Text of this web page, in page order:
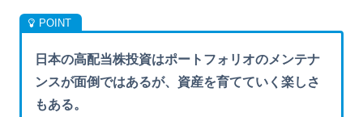
日本の高配当株投資はポートフォリオのメンテナ
ンスが面倒ではあるが、資産を育てていく楽しさ
もある。